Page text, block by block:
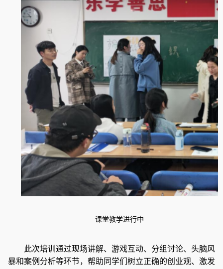
课堂教学进行中
此次培训通过现场讲解、游戏互动、分组讨论、头脑风
暴和案例分析等环节，帮助同学们树立正确的创业观、激发